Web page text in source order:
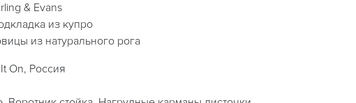
& Evans
из купро
из натурального рога
On, Россия